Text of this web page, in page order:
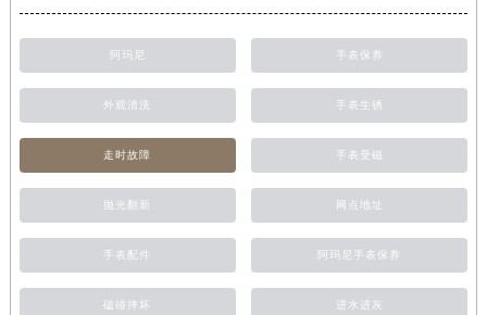
阿玛尼 手表保养
外观清洗 手表生锈
走时故障 手表受磁
抛光翻新 网点地址
手表配件 阿玛尼手表保养
磕碰摔坏 进水进灰